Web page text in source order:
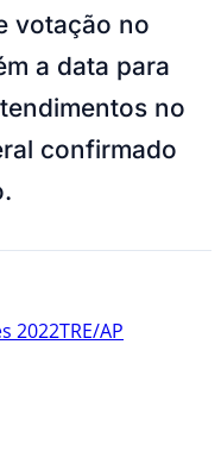
votação no
a data para
no
confirmado
2022TRE/AP